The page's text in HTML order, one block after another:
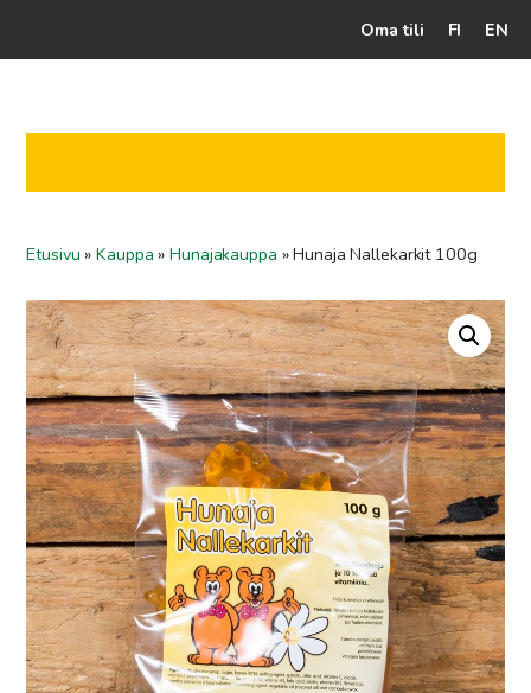
Oma tili FI EN
Jälleenmyyjät
Yritys
Yhteydenotto
Ohjeet ja vinkit
Etusivu »Kauppa »Hunajakauppa »Hunaja Nallekarkit 100g